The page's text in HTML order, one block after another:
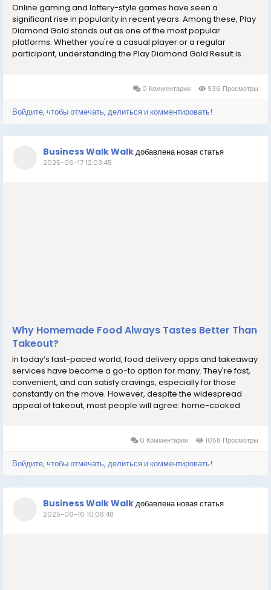
Online gaming and lottery-style games have seen a
significant rise in popularity in recent years. Among these, Play
Diamond Gold stands out as one of the most popular
platforms. Whether you're a casual player or a regular
participant, understanding the Play Diamond Gold Result is
0 Комментарии 936 Просмотры
Войдите, чтобы отмечать, делиться и комментировать!
Business Walk Walkдобавлена новая статья
2025-06-17 12:03:45
Why Homemade Food Always Tastes Better Than
Takeout?
In today’s fast-paced world, food delivery apps and takeaway
services have become a go-to option for many. They're fast,
convenient, and can satisfy cravings, especially for those
constantly on the move. However, despite the widespread
appeal of takeout, most people will agree: home-cooked
0 Комментарии 1058 Просмотры
Войдите, чтобы отмечать, делиться и комментировать!
Business Walk Walkдобавлена новая статья
2025-06-16 10:08:48